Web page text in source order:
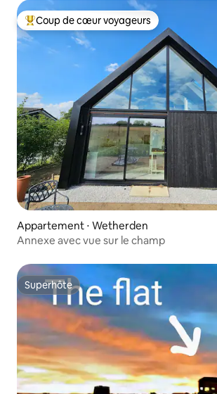
Coups de cœur voyageurs les plus
Coup de cœur voyageurs
Appartement ⋅ Wetherden
Annexe avec vue sur le champ
Superhôte
Superhôte